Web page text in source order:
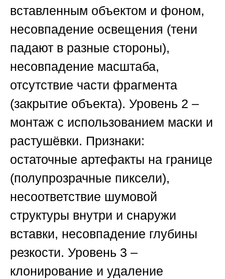
вставленным объектом и фоном,
несовпадение освещения (тени
падают в разные стороны),
несовпадение масштаба,
отсутствие части фрагмента
(закрытие объекта). Уровень 2 –
монтаж с использованием маски и
растушёвки. Признаки:
остаточные артефакты на границе
(полупрозрачные пиксели),
несоответствие шумовой
структуры внутри и снаружи
вставки, несовпадение глубины
резкости. Уровень 3 –
клонирование и удаление